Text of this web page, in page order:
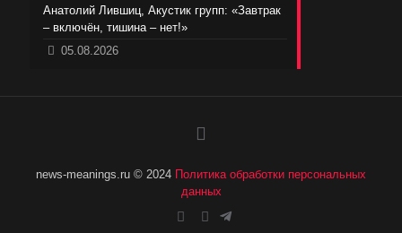
Анатолий Лившиц, Акустик групп: «Завтрак
– включён, тишина – нет!»
05.08.2026
news-meanings.ru © 2024 Политика обработки персональных
данных